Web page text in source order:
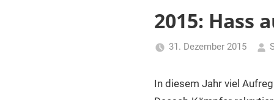
2015: Hass
31. Dezember 2015
In diesem Jahr viel